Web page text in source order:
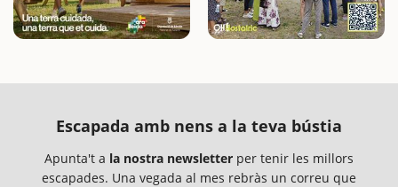
Escapada amb nens a la teva bústia
Apunta't a la nostra newsletter per tenir les millors
escapades. Una vegada al mes rebràs un correu que